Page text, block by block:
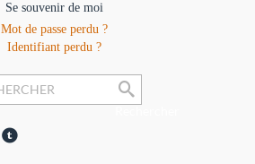
Se souvenir de moi
Mot de passe perdu ?
Identifiant perdu ?